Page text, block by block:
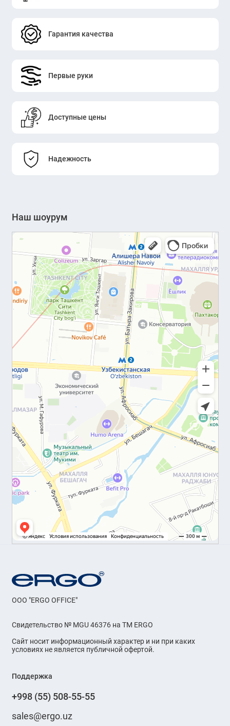
Гарантия качества
Первые руки
Доступные цены
Надежность
Наш шоурум
OOO "ERGO OFFICE"
Свидетельство № MGU 46376 на ТМ ERGO
Сайт носит информационный характер и ни при каких
условиях не является публичной офертой.
Поддержка
+998 (55) 508-55-55
sales@ergo.uz